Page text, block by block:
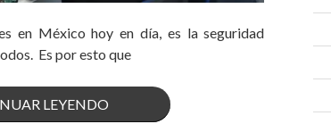
en México hoy en día, es la seguridad
Es por esto que
LEYENDO «APRENDEN